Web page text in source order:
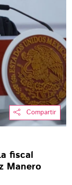
Compartir
fiscal
Manero